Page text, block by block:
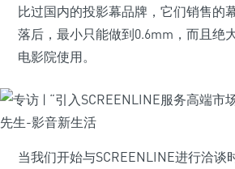
比过国内的投影幕品牌，它们销售的
落后，最小只能做到0.6mm，而且绝
电影院使用。
当我们开始与SCREENLINE进行洽谈